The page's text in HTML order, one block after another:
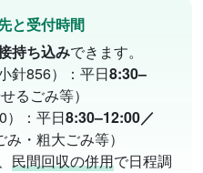
と受付時間
持ち込みできます。
針856）：平日8:30–
るごみ等）
）：平日8:30–12:00／
・粗大ごみ等）
民間回収の併用で日程調